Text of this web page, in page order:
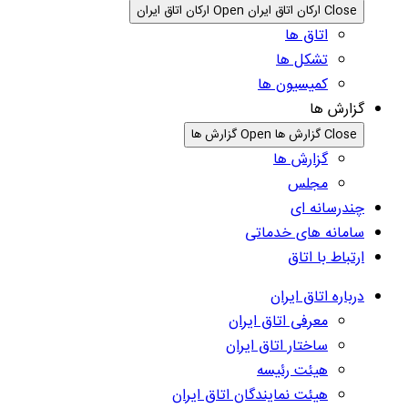
Close ارکان اتاق ایران Open ارکان اتاق ایران
اتاق ها
تشکل ها
کمیسیون ها
گزارش ها
Close گزارش ها Open گزارش ها
گزارش ها
مجلس
چندرسانه ای
سامانه های خدماتی
ارتباط با اتاق
درباره اتاق ایران
معرفی اتاق ایران
ساختار اتاق ایران
هیئت رئیسه
هیئت نمایندگان اتاق ایران